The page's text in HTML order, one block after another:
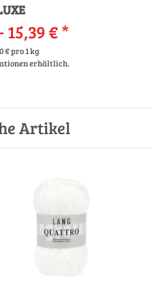
15,39 €*
€ pro 1 kg
erhältlich.
Artikel